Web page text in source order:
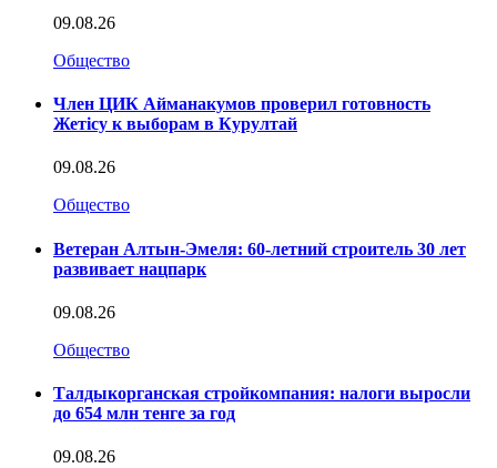
09.08.26
Общество
Член ЦИК Айманакумов проверил готовность
Жетісу к выборам в Курултай
09.08.26
Общество
Ветеран Алтын-Эмеля: 60-летний строитель 30 лет
развивает нацпарк
09.08.26
Общество
Талдыкорганская стройкомпания: налоги выросли
до 654 млн тенге за год
09.08.26